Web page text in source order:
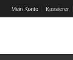
Mein Konto Kassierer